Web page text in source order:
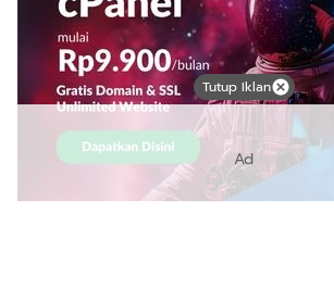
Tutup Iklan
Ad